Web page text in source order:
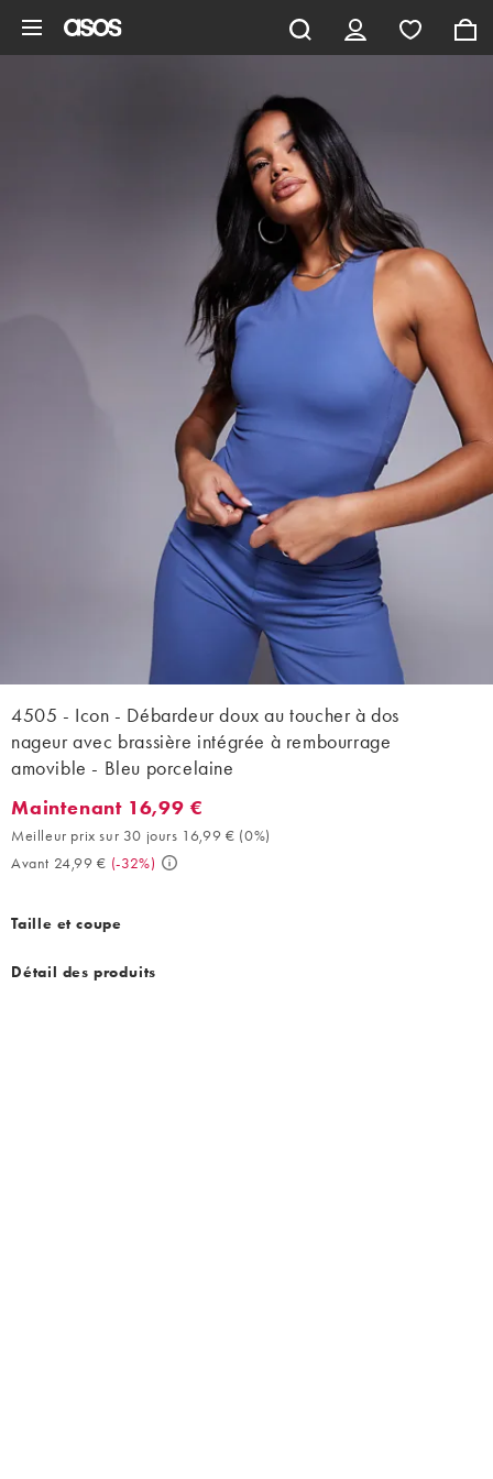
4505 - Icon - Débardeur doux au toucher à dos
nageur avec brassière intégrée à rembourrage
amovible - Bleu porcelaine
Maintenant 16,99 €. Meilleur prix sur 30 jours 16,99 € (0%).
Maintenant 16,99 €
Meilleur prix sur 30 jours 16,99 € (0%)
Avant 24,99 € (-32%)
Taille et coupe
Détail des produits